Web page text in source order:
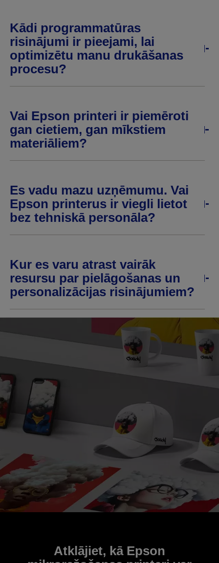
Kādi programmatūras
risinājumi ir pieejami, lai
optimizētu manu drukāšanas
procesu?
Vai Epson printeri ir piemēroti
gan cietiem, gan mīkstiem
materiāliem?
Es vadu mazu uzņēmumu. Vai
Epson printerus ir viegli lietot
bez tehniskā personāla?
Kur es varu atrast vairāk
resursu par pielāgošanas un
personalizācijas risinājumiem?
Atklājiet, kā Epson